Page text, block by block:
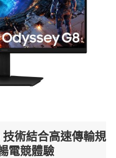
術結合高速傳輸規
電競體驗